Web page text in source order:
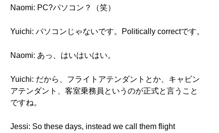
Naomi: PC?パソコン？（笑）
Yuichi: パソコンじゃないです。Politically correctです。
Naomi: あっ、はいはいはい。
Yuichi: だから、フライトアテンダントとか、キャビン
アテンダント、客室乗務員というのが正式と言うこと
ですね。
Jessi: So these days, instead we call them flight